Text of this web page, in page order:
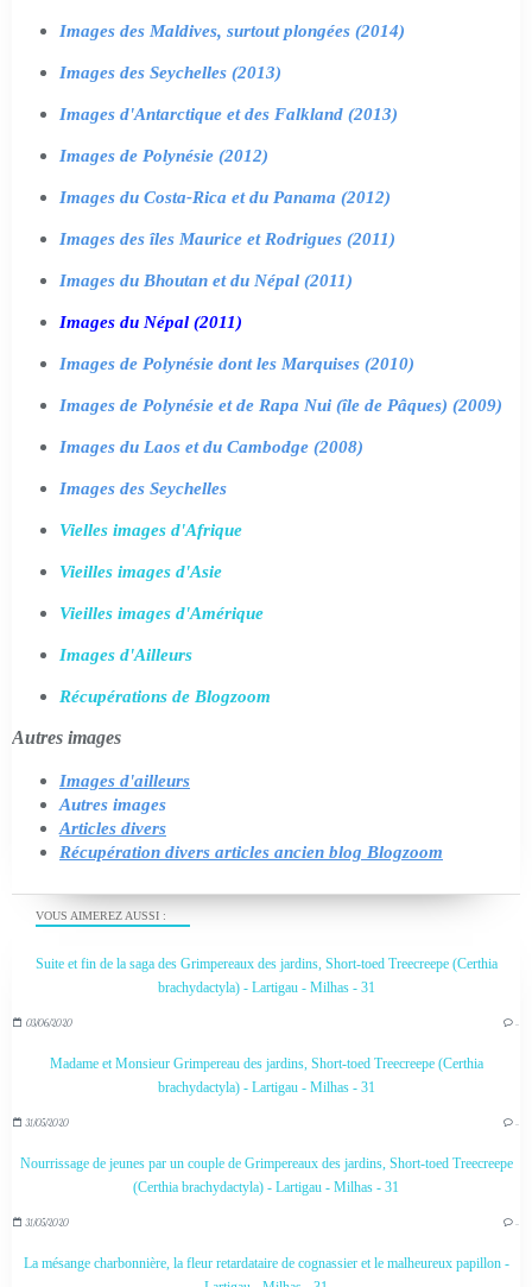
VOUS AIMEREZ AUSSI :
Suite et fin de la saga des Grimpereaux des jardins, Short-toed Treecreepe (Certhia
brachydactyla) - Lartigau - Milhas - 31
03/06/2020 …
Madame et Monsieur Grimpereau des jardins, Short-toed Treecreepe (Certhia
brachydactyla) - Lartigau - Milhas - 31
31/05/2020 …
Nourrissage de jeunes par un couple de Grimpereaux des jardins, Short-toed Treecreepe
(Certhia brachydactyla) - Lartigau - Milhas - 31
31/05/2020 …
La mésange charbonnière, la fleur retardataire de cognassier et le malheureux papillon -
Images des Maldives, surtout plongées (2014)
Images des Seychelles (2013)
Images d'Antarctique et des Falkland (2013)
Images de Polynésie (2012)
Images du Costa-Rica et du Panama (2012)
Images des îles Maurice et Rodrigues (2011)
Images du Bhoutan et du Népal (2011)
Images du Népal (2011)
Images de Polynésie dont les Marquises (2010)
Images de Polynésie et de Rapa Nui (île de Pâques) (2009)
Images du Laos et du Cambodge (2008)
Images des Seychelles
Vielles images d'Afrique
Vieilles images d'Asie
Vieilles images d'Amérique
Images d'Ailleurs
Récupérations de Blogzoom
Autres images
Images d'ailleurs
Autres images
Articles divers
Récupération divers articles ancien blog Blogzoom